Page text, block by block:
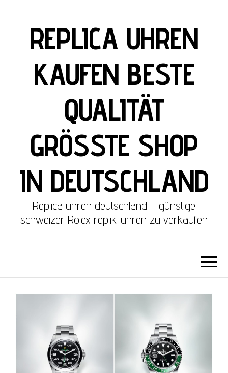
REPLICA UHREN
KAUFEN BESTE
QUALITÄT
GRÖSSTE SHOP
IN DEUTSCHLAND
Replica uhren deutschland – günstige
schweizer Rolex replik-uhren zu verkaufen